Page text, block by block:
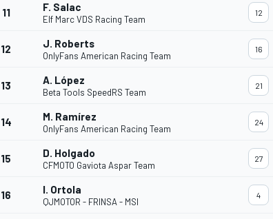
11 F. Salac
Elf Marc VDS Racing Team
12
12 J. Roberts
OnlyFans American Racing Team
16
13 A. López
Beta Tools SpeedRS Team
21
14 M. Ramírez
OnlyFans American Racing Team
24
15 D. Holgado
CFMOTO Gaviota Aspar Team
27
16 I. Ortola
QJMOTOR - FRINSA - MSI
4